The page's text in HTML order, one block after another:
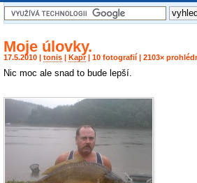
Moje úlovky.
17.5.2010 | tonis Kapr| 10 fotografií | 2103×
Nic moc ale snad to bude lepší.